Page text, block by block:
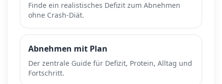
Finde ein realistisches Defizit zum Abnehmen
ohne Crash-Diät.
Abnehmen mit Plan
Der zentrale Guide für Defizit, Protein, Alltag und
Fortschritt.